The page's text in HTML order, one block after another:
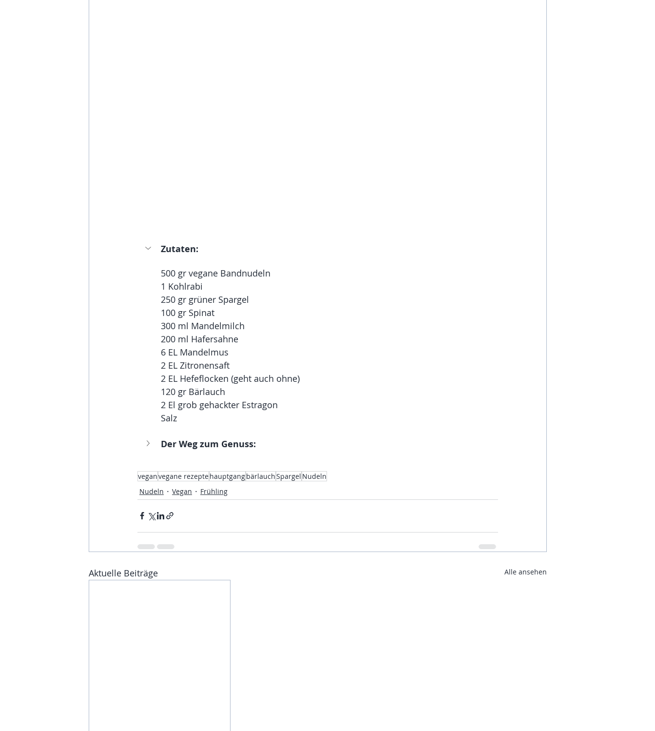
Zutaten:
500 gr vegane Bandnudeln
1 Kohlrabi
250 gr grüner Spargel
100 gr Spinat
300 ml Mandelmilch
200 ml Hafersahne
6 EL Mandelmus
2 EL Zitronensaft
2 EL Hefeflocken (geht auch ohne)
120 gr Bärlauch
2 El grob gehackter Estragon
Salz
Der Weg zum Genuss:
veganvegane rezeptehauptgangbärlauchSpargel Nudeln
Nudeln
Vegan Frühling
Aktuelle Beiträge Alle ansehen